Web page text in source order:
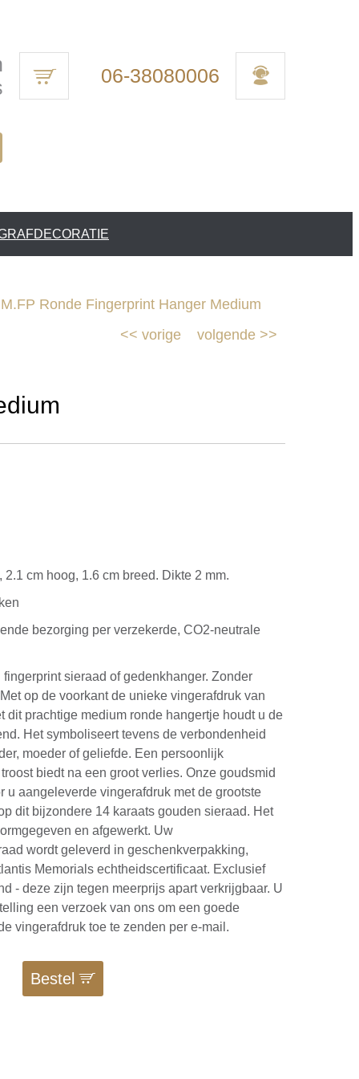
06-38080006
Ronde Fingerprint Hanger Medium
volgende >>
<< vorige
2.1 cm hoog, 1.6 cm breed. Dikte 2 mm.
bezorging per verzekerde, CO2-neutrale
sieraad of gedenkhanger. Zonder
op de voorkant de unieke vingerafdruk van
dit prachtige medium ronde hangertje houdt u de
Het symboliseert tevens de verbondenheid
moeder of geliefde. Een persoonlijk
biedt na een groot verlies. Onze goudsmid
u aangeleverde vingerafdruk met de grootste
dit bijzondere 14 karaats gouden sieraad. Het
en afgewerkt. Uw
wordt geleverd in geschenkverpakking,
Memorials echtheidscertificaat. Exclusief
- deze zijn tegen meerprijs apart verkrijgbaar. U
een verzoek van ons om een goede
vingerafdruk toe te zenden per e-mail.
Bestel